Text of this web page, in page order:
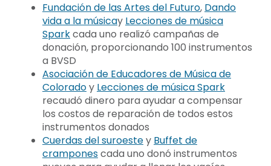
Fundación de las Artes del Futuro, Dando
vida a la músicay Lecciones de música
Sparkcada uno realizó campañas de
donación, proporcionando 100 instrumentos
a BVSD
Asociación de Educadores de Música de
Coloradoy Lecciones de música Spark
recaudó dinero para ayudar a compensar
los costos de reparación de todos estos
instrumentos donados
Cuerdas del suroestey Buffet de
cramponescada uno donó instrumentos